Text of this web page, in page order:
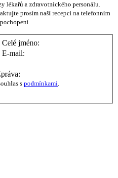
lékařů a zdravotnického personálu.
prosím naší recepci na telefonním
Celé jméno:
E-mail:
s podmínkami